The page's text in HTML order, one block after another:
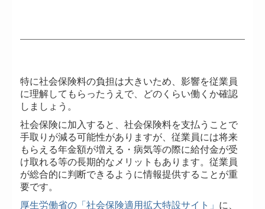
特に社会保険料の負担は大きいため、影響を従業員
に理解してもらったうえで、どのくらい働くか確認
しましょう。
社会保険に加入すると、社会保険料を支払うことで
手取りが減る可能性がありますが、従業員には将来
もらえる年金額が増える・病気等の際に給付金が受
け取れる等の長期的なメリットもあります。従業員
が総合的に判断できるように情報提供することが重
要です。
厚生労働省の「社会保険適用拡大特設サイト」 に、